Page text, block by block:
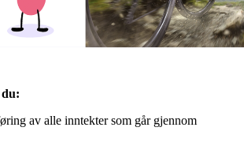
av alle inntekter som går gjennom